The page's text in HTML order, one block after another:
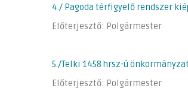
4./ Pagoda térfigyelő rendszer
Előterjesztő: Polgármester
5./Telki 1458 hrsz-ú
Előterjesztő: Polgármester